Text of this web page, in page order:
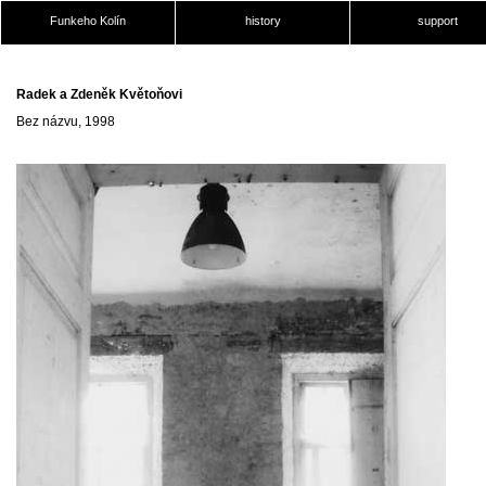
Funkeho Kolín history support
Radek a Zdeněk Květoňovi
Bez názvu, 1998